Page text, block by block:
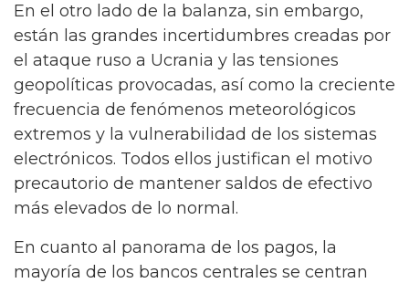
En el otro lado de la balanza, sin embargo,
están las grandes incertidumbres creadas por
el ataque ruso a Ucrania y las tensiones
geopolíticas provocadas, así como la creciente
frecuencia de fenómenos meteorológicos
extremos y la vulnerabilidad de los sistemas
electrónicos. Todos ellos justifican el motivo
precautorio de mantener saldos de efectivo
más elevados de lo normal.
En cuanto al panorama de los pagos, la
mayoría de los bancos centrales se centran